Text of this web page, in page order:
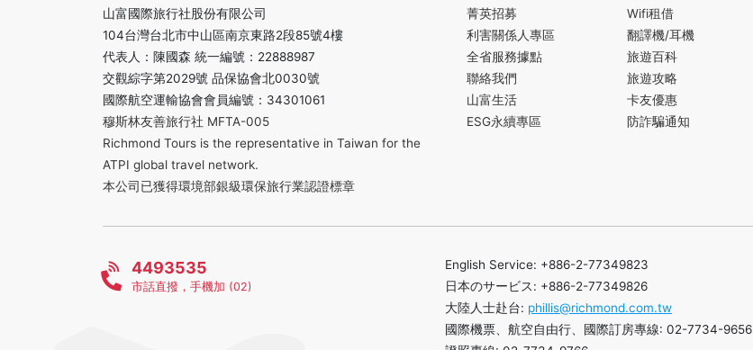
山富國際旅行社股份有限公司
104台灣台北市中山區南京東路2段85號4樓
代表人：陳國森 統一編號：22888987
交觀綜字第2029號 品保協會北0030號
國際航空運輸協會會員編號：34301061
穆斯林友善旅行社 MFTA-005
Richmond Tours is the representative in Taiwan for the
ATPI global travel network.
本公司已獲得環境部銀級環保旅行業認證標章
菁英招募
利害關係人專區
全省服務據點
聯絡我們
山富生活
ESG永續專區
Wifi租借
翻譯機/耳機
旅遊百科
旅遊攻略
卡友優惠
防詐騙通知
4493535
市話直撥，手機加 (02)
English Service: +886-2-77349823
日本のサービス: +886-2-77349826
大陸人士赴台: phillis@richmond.com.tw
國際機票、航空自由行、國際訂房專線: 02-7734-9656